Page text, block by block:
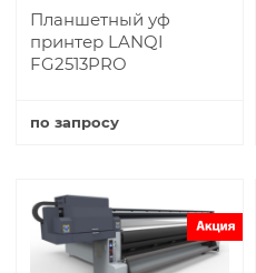
Планшетный уф
принтер LANQI
FG2513PRO
по запросу